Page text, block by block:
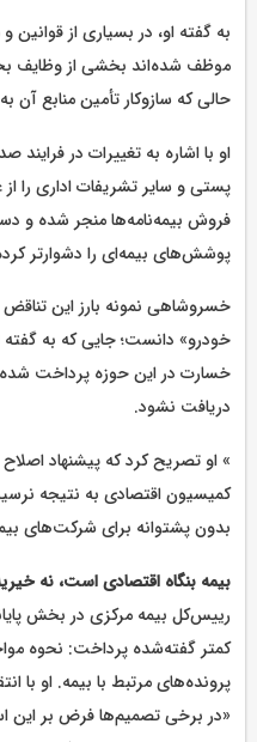
به گفته او، در بسیاری از
موظف شده‌اند بخشی از وظایف
حالی که سازوکار تأمین منابع
او با اشاره به تغییرات در فرایند
پستی و سایر تشریفات اداری را
فروش بیمه‌نامه‌ها منجر شده و
پوشش‌های بیمه‌ای را دشوارتر
خسروشاهی نمونه بارز این
خودرو» دانست؛ جایی که به گفته
خسارت در این حوزه پرداخت شده
دریافت نشود.
» او تصریح کرد که پیشنهاد
کمیسیون اقتصادی به نتیجه
بدون پشتوانه برای شرکت‌های
بیمه بنگاه اقتصادی است، نه
رییس‌کل بیمه مرکزی در بخش
کمتر گفته‌شده پرداخت: نحوه
پرونده‌های مرتبط با بیمه. او با
«در برخی تصمیم‌ها فرض بر این